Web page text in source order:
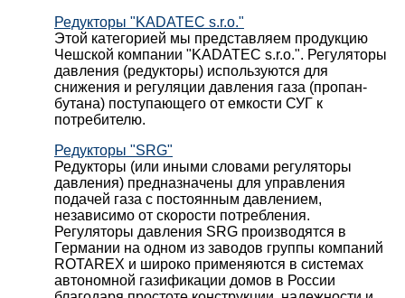
Редукторы "KADATEC s.r.o."
Этой категорией мы представляем продукцию
Чешской компании "KADATEC s.r.o.". Регуляторы
давления (редукторы) используются для
снижения и регуляции давления газа (пропан-
бутана) поступающего от емкости СУГ к
потребителю.
Редукторы "SRG"
Редукторы (или иными словами регуляторы
давления) предназначены для управления
подачей газа с постоянным давлением,
независимо от скорости потребления.
Регуляторы давления SRG производятся в
Германии на одном из заводов группы компаний
ROTAREX и широко применяются в системах
автономной газификации домов в России